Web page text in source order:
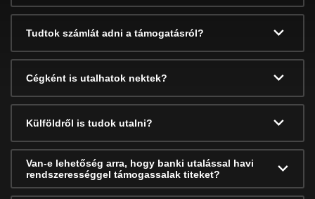
Tudtok számlát adni a támogatásról?
Cégként is utalhatok nektek?
Külföldről is tudok utalni?
Van-e lehetőség arra, hogy banki utalással havi
rendszerességgel támogassalak titeket?